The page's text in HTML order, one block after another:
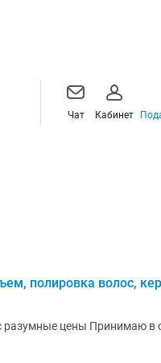
Чат Кабинет
полировка волос,
разумные цены Принимаю в